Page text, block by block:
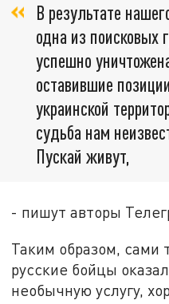
В результате
одна из поисковых
успешно
оставившие
украинской
судьба нам
Пускай живут,
- пишут авторы
Таким образом, сами
русские бойцы
необычную услугу,